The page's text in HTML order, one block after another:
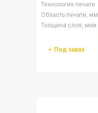
Технология печати
Область печати, мм
Толщина слоя, мкм
Под заказ